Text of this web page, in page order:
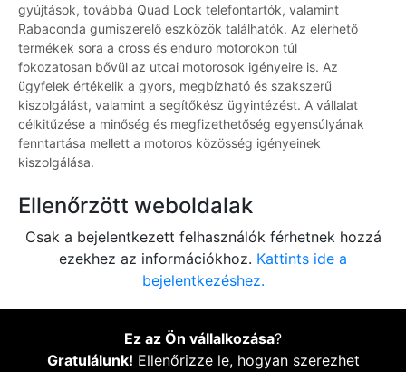
gyújtások, továbbá Quad Lock telefontartók, valamint
Rabaconda gumiszerelő eszközök találhatók. Az elérhető
termékek sora a cross és enduro motorokon túl
fokozatosan bővül az utcai motorosok igényeire is. Az
ügyfelek értékelik a gyors, megbízható és szakszerű
kiszolgálást, valamint a segítőkész ügyintézést. A vállalat
célkitűzése a minőség és megfizethetőség egyensúlyának
fenntartása mellett a motoros közösség igényeinek
kiszolgálása.
Ellenőrzött weboldalak
Csak a bejelentkezett felhasználók férhetnek hozzá
ezekhez az információkhoz. Kattints ide a
bejelentkezéshez.
Ez az Ön vállalkozása?
Gratulálunk! Ellenőrizze le, hogyan szerezhet